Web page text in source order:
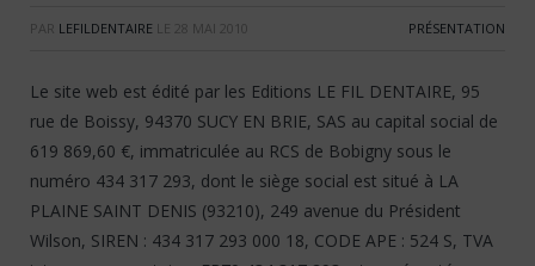
PAR LEFILDENTAIRE LE 28 MAI 2010 PRÉSENTATION
Le site web est édité par les Editions LE FIL DENTAIRE, 95
rue de Boissy, 94370 SUCY EN BRIE, SAS au capital social de
619 869,60 €, immatriculée au RCS de Bobigny sous le
numéro 434 317 293, dont le siège social est situé à LA
PLAINE SAINT DENIS (93210), 249 avenue du Président
Wilson, SIREN : 434 317 293 000 18, CODE APE : 524 S, TVA